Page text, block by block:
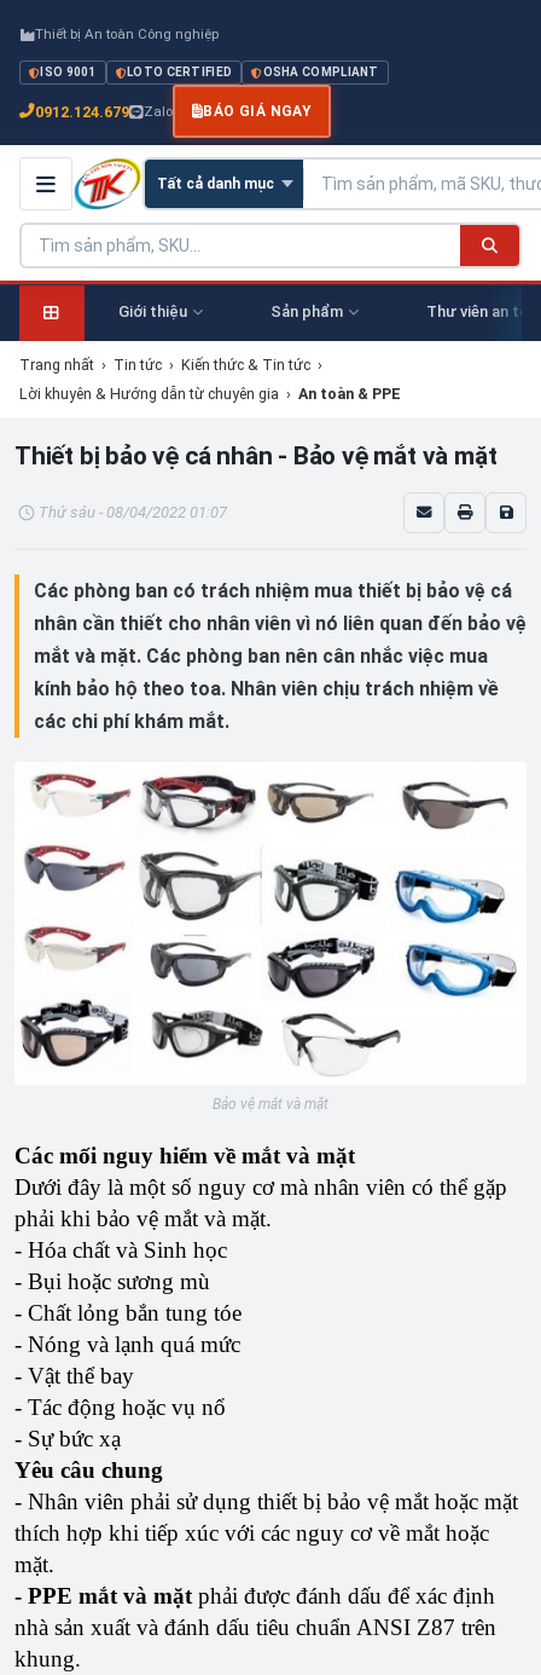
Thiết bị An toàn Công nghiệp
ISO 9001 LOTO CERTIFIED OSHA COMPLIANT
0912.124.679 Zalo BÁO GIÁ NGAY
Giới thiệu Sản phẩm Thư viên an
Trang nhất › Tin tức › Kiến thức & Tin tức ›
Lời khuyên & Hướng dẫn từ chuyên gia › An toàn & PPE
Thiết bị bảo vệ cá nhân - Bảo vệ mắt và mặt
Thứ sáu - 08/04/2022 01:07
Các phòng ban có trách nhiệm mua thiết bị bảo vệ cá
nhân cần thiết cho nhân viên vì nó liên quan đến bảo vệ
mắt và mặt. Các phòng ban nên cân nhắc việc mua
kính bảo hộ theo toa. Nhân viên chịu trách nhiệm về
các chi phí khám mắt.
Bảo vệ mắt và mặt
Các mối nguy hiểm về mắt và mặt
Dưới đây là một số nguy cơ mà nhân viên có thể gặp
phải khi bảo vệ mắt và mặt.
- Hóa chất và Sinh học
- Bụi hoặc sương mù
- Chất lỏng bắn tung tóe
- Nóng và lạnh quá mức
- Vật thể bay
- Tác động hoặc vụ nổ
- Sự bức xạ
Yêu câu chung
- Nhân viên phải sử dụng thiết bị bảo vệ mắt hoặc mặt
thích hợp khi tiếp xúc với các nguy cơ về mắt hoặc
mặt.
- PPE mắt và mặt phải được đánh dấu để xác định
nhà sản xuất và đánh dấu tiêu chuẩn ANSI Z87 trên
khung.